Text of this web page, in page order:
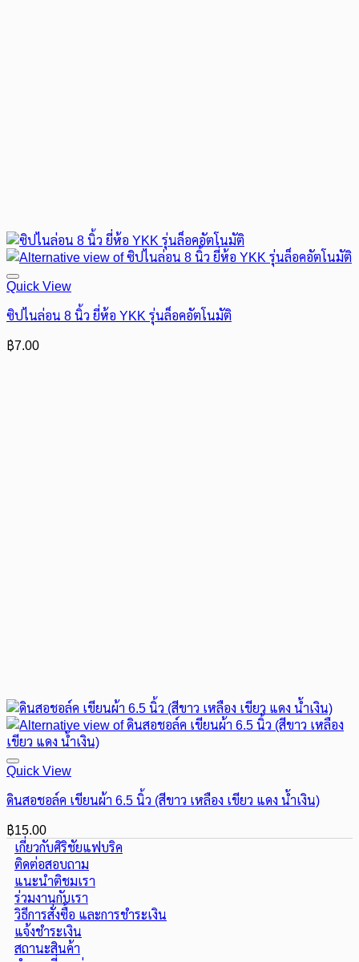
Quick View
ซิปไนล่อน 8 นิ้ว ยี่ห้อ YKK รุ่นล็อคอัตโนมัติ
฿7.00
Quick View
ดินสอชอล์ค เขียนผ้า 6.5 นิ้ว (สีขาว เหลือง เขียว แดง น้ำเงิน)
฿15.00
เกี่ยวกับศิริชัยแฟบริค
ติดต่อสอบถาม
แนะนำติชมเรา
ร่วมงานกับเรา
วิธีการสั่งซื้อ และการชำระเงิน
แจ้งชำระเงิน
สถานะสินค้า